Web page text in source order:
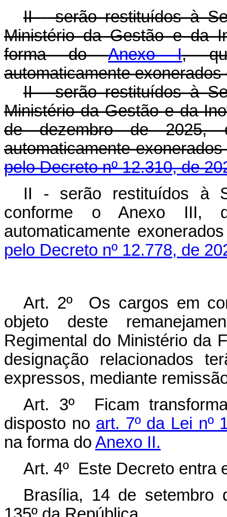
II-serão restituídos à
Ministério da Gestão e da
forma doAnexo I,
automaticamente
II - serão restituídos à
Ministério da Gestão e da
de dezembro de 2025,
automaticamente
pelo Decreto nº 12.310, de
II - serão restituídos à
conforme o Anexo III,
automaticamente
pelo Decreto nº 12.778, de
Art. 2ºOs cargos em
objeto deste
Regimental do Ministério da
designação relacionados
expressos, mediante
Art. 3º Ficam
disposto no art. 7º da Lei nº
na forma do Anexo II.
Art. 4º Este Decreto entra
Brasília, 14 de setembro